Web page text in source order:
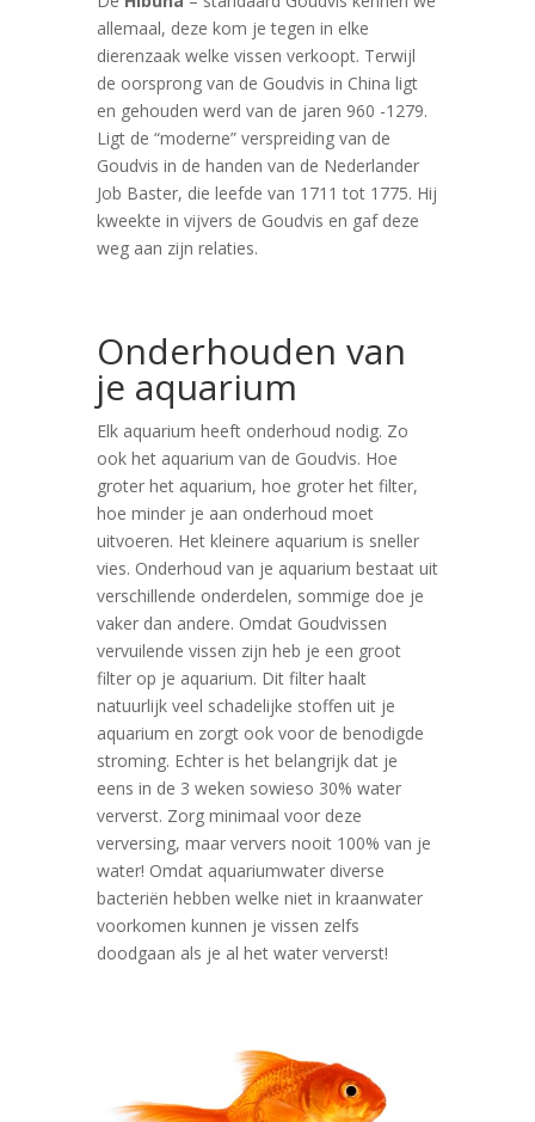
allemaal, deze kom je tegen in elke
dierenzaak welke vissen verkoopt. Terwijl
de oorsprong van de Goudvis in China ligt
en gehouden werd van de jaren 960 -1279.
Ligt de “moderne” verspreiding van de
Goudvis in de handen van de Nederlander
Job Baster, die leefde van 1711 tot 1775. Hij
kweekte in vijvers de Goudvis en gaf deze
weg aan zijn relaties.
Onderhouden van
je aquarium
Elk aquarium heeft onderhoud nodig. Zo
ook het aquarium van de Goudvis. Hoe
groter het aquarium, hoe groter het filter,
hoe minder je aan onderhoud moet
uitvoeren. Het kleinere aquarium is sneller
vies. Onderhoud van je aquarium bestaat uit
verschillende onderdelen, sommige doe je
vaker dan andere. Omdat Goudvissen
vervuilende vissen zijn heb je een groot
filter op je aquarium. Dit filter haalt
natuurlijk veel schadelijke stoffen uit je
aquarium en zorgt ook voor de benodigde
stroming. Echter is het belangrijk dat je
eens in de 3 weken sowieso 30% water
ververst. Zorg minimaal voor deze
verversing, maar ververs nooit 100% van je
water! Omdat aquariumwater diverse
bacteriën hebben welke niet in kraanwater
voorkomen kunnen je vissen zelfs
doodgaan als je al het water ververst!